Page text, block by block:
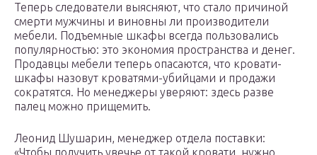
Теперь следователи выясняют, что стало причиной
смерти мужчины и виновны ли производители
мебели. Подъемные шкафы всегда пользовались
популярностью: это экономия пространства и денег.
Продавцы мебели теперь опасаются, что кровати-
шкафы назовут кроватями-убийцами и продажи
сократятся. Но менеджеры уверяют: здесь разве
палец можно прищемить.
Леонид Шушарин, менеджер отдела поставки:
«Чтобы получить увечье от такой кровати, нужно